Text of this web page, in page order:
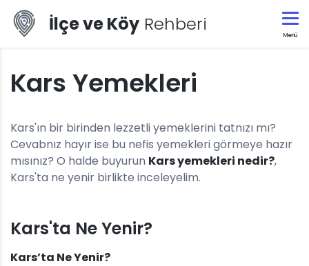
İlçe ve Köy Rehberi
Menü
Kars Yemekleri
Kars'ın bir birinden lezzetli yemeklerini tatnızı mı?
Cevabnız hayır ise bu nefis yemekleri görmeye hazır
mısınız? O halde buyurun Kars yemekleri nedir?,
Kars'ta ne yenir birlikte inceleyelim.
Kars'ta Ne Yenir?
Kars’ta Ne Yenir?